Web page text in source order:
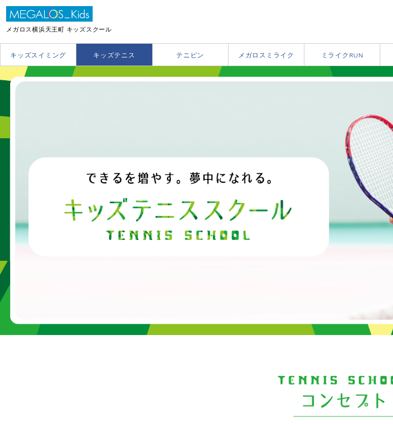
メガロス横浜天王町 キッズスクール
キッズスイミング キッズテニス テニピン メガロスミライク ミライクRUN